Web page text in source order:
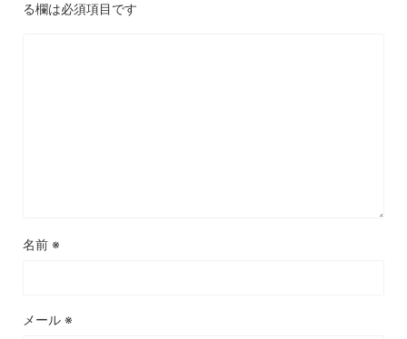
る欄は必須項目です
名前 ※
メール ※